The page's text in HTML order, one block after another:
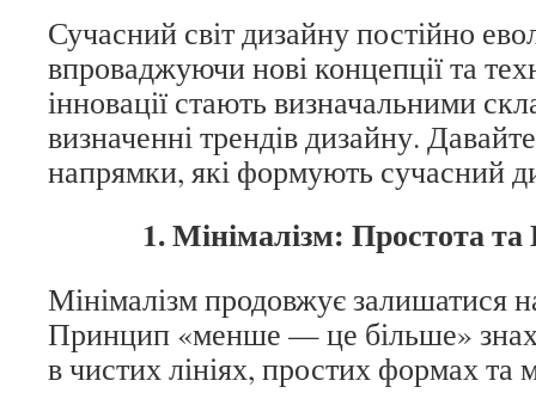
Сучасний світ дизайну постійно
впроваджуючи нові концепції та
інновації стають визначальними
визначенні трендів дизайну.
напрямки, які формують сучасний
1. Мінімалізм: Простота та
Мінімалізм продовжує залишатися
Принцип «менше — це більше»
в чистих лініях, простих формах та